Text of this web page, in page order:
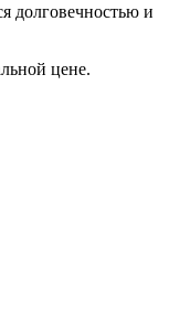
долговечностью и
цене.